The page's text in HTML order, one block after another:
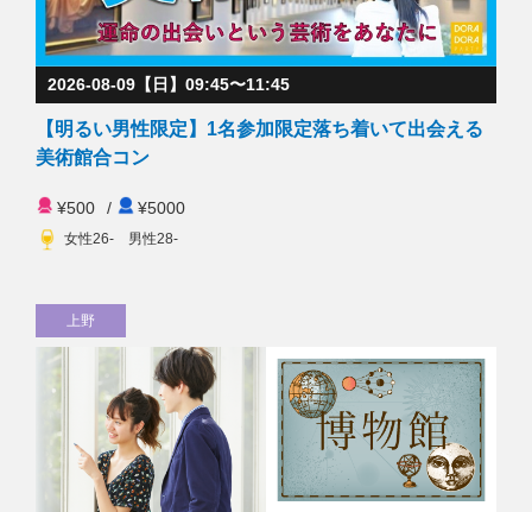
2026-08-09【日】09:45〜11:45
【明るい男性限定】1名参加限定落ち着いて出会える
美術館合コン
¥500 / ¥5000
女性26- 男性28-
上野